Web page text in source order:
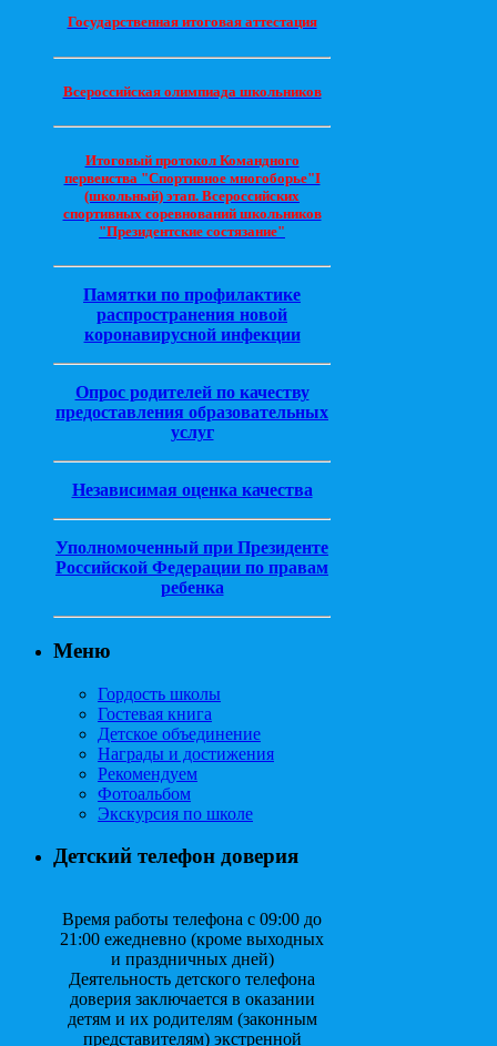
Государственная итоговая аттестация
Всероссийская олимпиада школьников
Итоговый протокол Командного
первенства "Спортивное многоборье"I
(школьный) этап. Всероссийских
спортивных соревнований школьников
"Президентские состязание"
Памятки по профилактике
распространения новой
коронавирусной инфекции
Опрос родителей по качеству
предоставления образовательных
услуг
Независимая оценка качества
Уполномоченный при Президенте
Российской Федерации по правам
ребенка
Меню
Гордость школы
Гостевая книга
Детское объединение
Награды и достижения
Рекомендуем
Фотоальбом
Экскурсия по школе
Детский телефон доверия
Время работы телефона с 09:00 до
21:00 ежедневно (кроме выходных
и праздничных дней)
Деятельность детского телефона
доверия заключается в оказании
детям и их родителям (законным
представителям) экстренной